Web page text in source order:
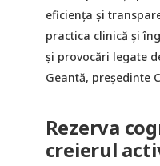
eficiența și
practica clinică și
și provocări legate
Geantă, preşedinte
Rezerva
creierul